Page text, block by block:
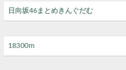
日向坂46まとめきんぐだむ
18300ｍ